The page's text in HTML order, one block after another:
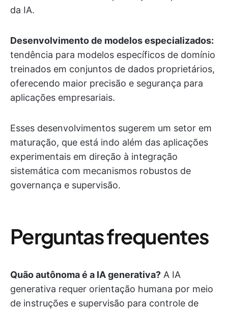
da IA.
Desenvolvimento de modelos especializados:
tendência para modelos específicos de domínio
treinados em conjuntos de dados proprietários,
oferecendo maior precisão e segurança para
aplicações empresariais.
Esses desenvolvimentos sugerem um setor em
maturação, que está indo além das aplicações
experimentais em direção à integração
sistemática com mecanismos robustos de
governança e supervisão.
Perguntas frequentes
Quão autônoma é a IA generativa? A IA
generativa requer orientação humana por meio
de instruções e supervisão para controle de